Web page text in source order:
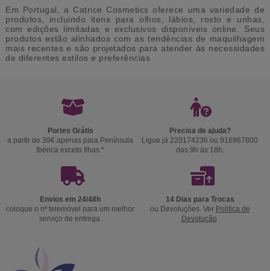
Em Portugal, a Catrice Cosmetics oferece uma variedade de
produtos, incluindo itens para olhos, lábios, rosto e unhas,
com edições limitadas e exclusivos disponíveis online. Seus
produtos estão alinhados com as tendências de maquilhagem
mais recentes e são projetados para atender às necessidades
de diferentes estilos e preferências
Portes Grátis
a partir de 39€ apenas para Península
Ibérica exceto Ilhas *
Precisa de ajuda?
Ligue já 220174236 ou 916967800
das 9h às 18h.
Envios em 24/48h
coloque o nº telemóvel para um melhor
serviço de entrega.
14 Dias para Trocas
ou Devoluções. Ver Politica de
Devolução.